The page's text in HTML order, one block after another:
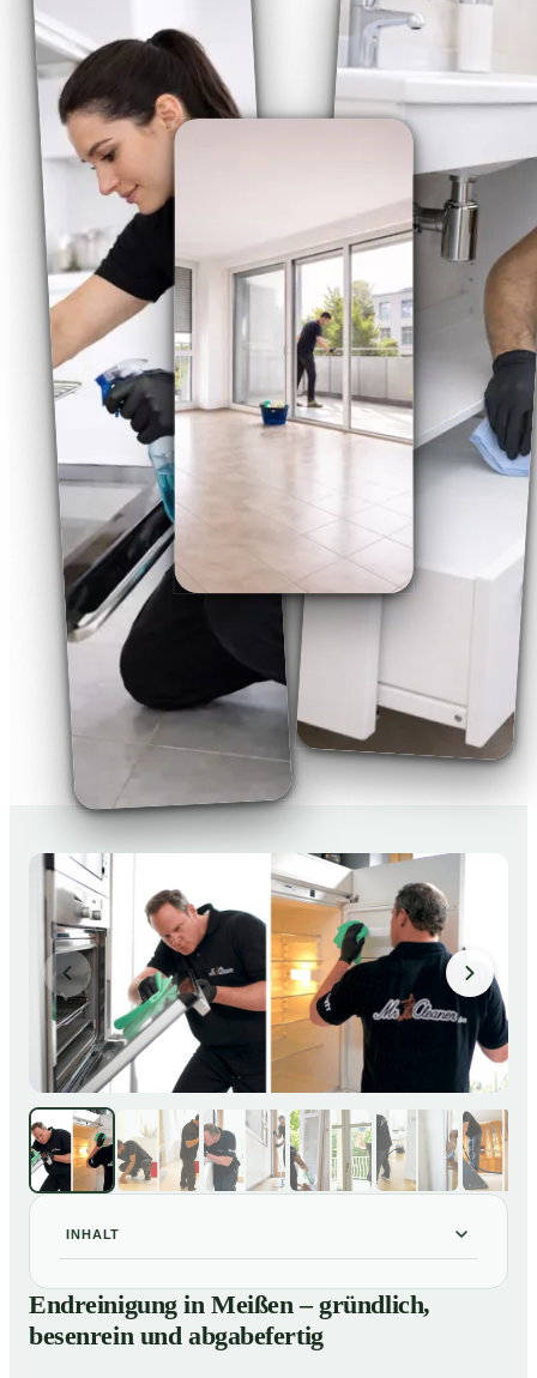
INHALT
01 Endreinigung in Meißen – gründlich, besenrein und
abgabefertig
Unsere Leistungen im Überblick
Endreinigung in Meißen – gründlich,
besenrein und abgabefertig